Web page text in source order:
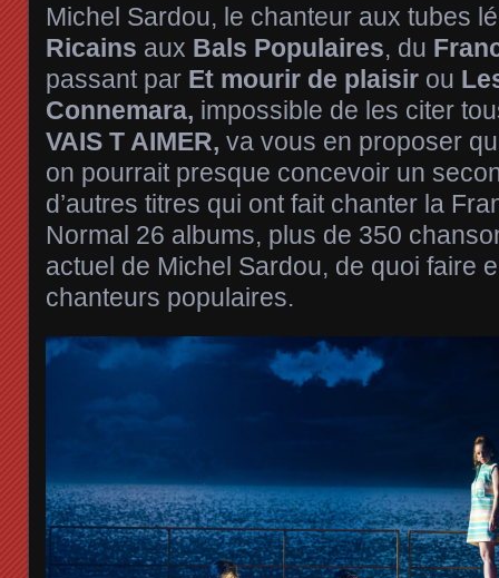
Michel Sardou, le chanteur aux tubes
Ricains aux Bals Populaires, du
passant par Et mourir de plaisir ou
Connemara, impossible de les citer
VAIS T AIMER, va vous en proposer
on pourrait presque concevoir un
d’autres titres qui ont fait chanter la
Normal 26 albums, plus de 350
actuel de Michel Sardou, de quoi faire
chanteurs populaires.